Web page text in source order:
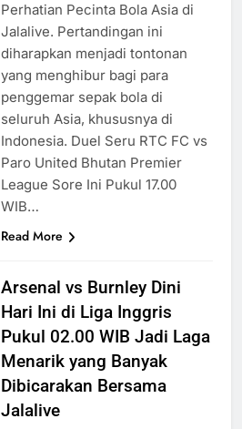
Perhatian Pecinta Bola Asia di
Jalalive. Pertandingan ini
diharapkan menjadi tontonan
yang menghibur bagi para
penggemar sepak bola di
seluruh Asia, khususnya di
Indonesia. Duel Seru RTC FC vs
Paro United Bhutan Premier
League Sore Ini Pukul 17.00
WIB…
Read More
Arsenal vs Burnley Dini
Hari Ini di Liga Inggris
Pukul 02.00 WIB Jadi Laga
Menarik yang Banyak
Dibicarakan Bersama
Jalalive